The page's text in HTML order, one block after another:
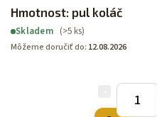
Hmotnost: pul koláč
Skladem (>5 ks)
Môžeme doručiť do: 12.08.2026